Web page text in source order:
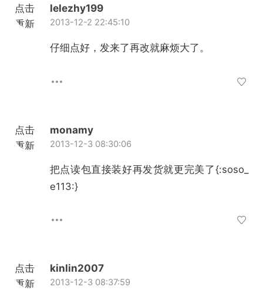
点击
重新
lelezhy199
2013-12-2 22:45:10
仔细点好，发来了再改就麻烦大了。
点击
重新
monamy
2013-12-3 08:30:06
把点读包直接装好再发货就更完美了{:soso_
e113:}
点击
重新
kinlin2007
2013-12-3 08:37:59